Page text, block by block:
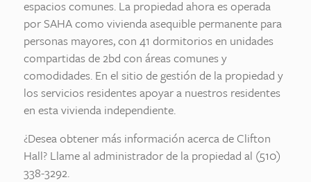
espacios comunes. La propiedad ahora es operada
por SAHA como vivienda asequible permanente para
personas mayores, con 41 dormitorios en unidades
compartidas de 2bd con áreas comunes y
comodidades. En el sitio de gestión de la propiedad y
los servicios residentes apoyar a nuestros residentes
en esta vivienda independiente.
¿Desea obtener más información acerca de Clifton
Hall? Llame al administrador de la propiedad al (510)
338-3292.